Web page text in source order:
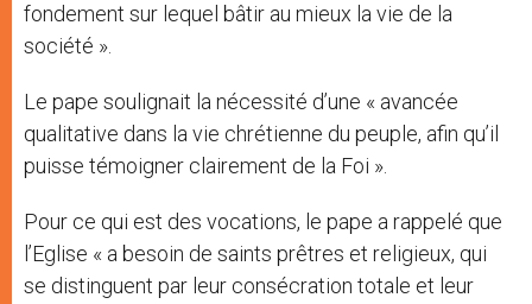
fondement sur lequel bâtir au mieux la vie de la
société ».
Le pape soulignait la nécessité d’une « avancée
qualitative dans la vie chrétienne du peuple, afin qu’il
puisse témoigner clairement de la Foi ».
Pour ce qui est des vocations, le pape a rappelé que
l’Eglise « a besoin de saints prêtres et religieux, qui
se distinguent par leur consécration totale et leur